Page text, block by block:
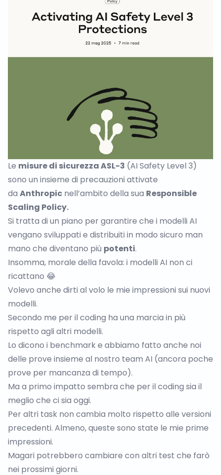
Le misure di sicurezza ASL-3 (AI Safety Level 3)
sono un insieme di precauzioni attivate
da Anthropic nell’ambito della sua Responsible
Scaling Policy.
Si tratta di un piano per garantire che i modelli AI
vengano sviluppati e distribuiti in modo sicuro man
mano che diventano più potenti.
Insomma, morale della favola: i modelli AI non ci
ricattano 😂
Volevo anche dirti al volo le mie impressioni sui nuovi
modelli.
Secondo me per il coding ha una marcia in più
rispetto agli altri modelli.
Lo dicono i benchmark e abbiamo fatto anche noi
delle prove insieme al nostro team AI (ancora poche
prove per mancanza di tempo).
Ma a primo impatto sembra che per il coding sia il
meglio che ci sia oggi.
Per altri task non cambia molto rispetto alle versioni
precedenti. Almeno, queste sono state le mie prime
impressioni.
Magari potrebbero cambiare con altri test che farò
nei prossimi giorni.